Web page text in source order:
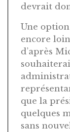
devrait
Une
encore
d’après
que la
quelques
sans